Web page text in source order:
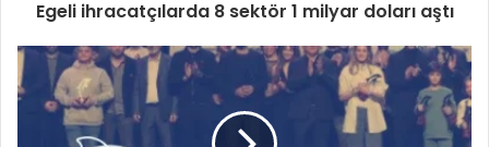
Egeli ihracatçılarda 8 sektör 1 milyar doları aştı